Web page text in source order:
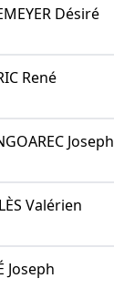
Désiré
René
Joseph
Valérien
Joseph